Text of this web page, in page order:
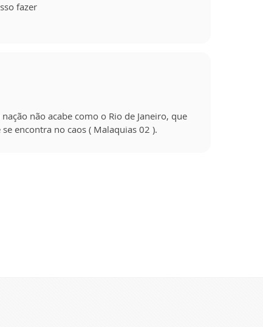
fazer
não acabe como o Rio de Janeiro, que
encontra no caos ( Malaquias 02 ).